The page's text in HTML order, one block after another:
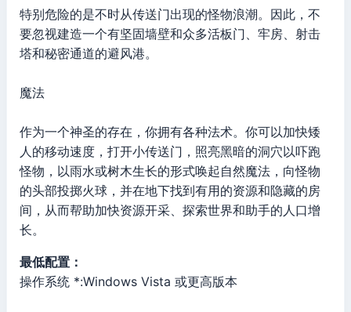
特别危险的是不时从传送门出现的怪物浪潮。因此，不
要忽视建造一个有坚固墙壁和众多活板门、牢房、射击
塔和秘密通道的避风港。
魔法
作为一个神圣的存在，你拥有各种法术。你可以加快矮
人的移动速度，打开小传送门，照亮黑暗的洞穴以吓跑
怪物，以雨水或树木生长的形式唤起自然魔法，向怪物
的头部投掷火球，并在地下找到有用的资源和隐藏的房
间，从而帮助加快资源开采、探索世界和助手的人口增
长。
最低配置：
操作系统 *:Windows Vista 或更高版本